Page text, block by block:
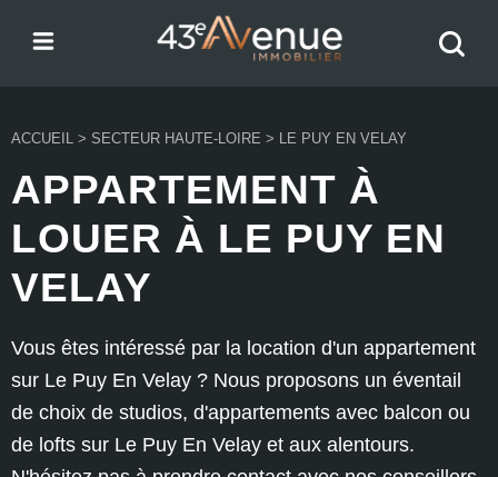
ACCUEIL > SECTEUR HAUTE-LOIRE > LE PUY EN VELAY
APPARTEMENT À
LOUER À LE PUY EN
VELAY
Vous êtes intéressé par la location d'un appartement
sur Le Puy En Velay ? Nous proposons un éventail
de choix de studios, d'appartements avec balcon ou
de lofts sur Le Puy En Velay et aux alentours.